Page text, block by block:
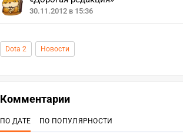
30.11.2012 в 15:36
Dota 2 Новости
Комментарии
ПО ДАТЕ ПО ПОПУЛЯРНОСТИ